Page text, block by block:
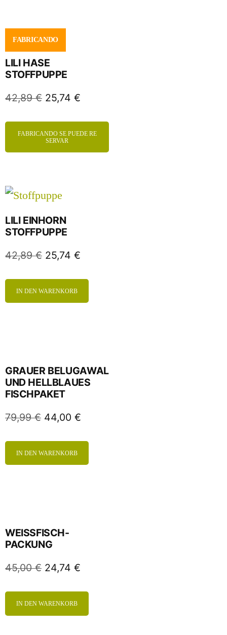
FABRICANDO
LILI HASE
STOFFPUPPE
42,89€ 25,74 €
FABRICANDO SE PUEDE RE
SERVAR
LILI EINHORN
STOFFPUPPE
42,89€ 25,74 €
IN DEN WARENKORB
GRAUER BELUGAWAL
UND HELLBLAUES
FISCHPAKET
79,99€ 44,00 €
IN DEN WARENKORB
WEISSFISCH-
PACKUNG
45,00€ 24,74 €
IN DEN WARENKORB